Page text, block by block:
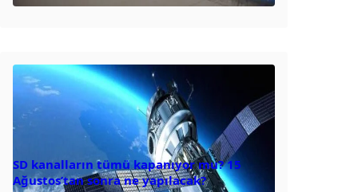
SD kanalların tümü kapanıyor mu? 15
Ağustos’tan sonra ne yapılacak?